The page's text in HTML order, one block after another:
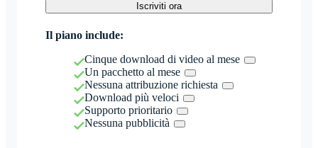
Iscriviti ora
Il piano include:
Cinque download di video al mese
Un pacchetto al mese
Nessuna attribuzione richiesta
Download più veloci
Supporto prioritario
Nessuna pubblicità